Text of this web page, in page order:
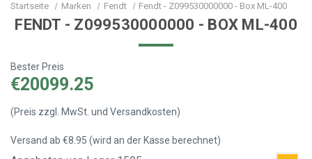
Startseite Marken Fendt Fendt - Z099530000000 - Box ML-400
FENDT - Z099530000000 - BOX ML-400
Bester Preis
€20099.25
(Preis zzgl. MwSt. und Versandkosten)
Versand ab €8.95 (wird an der Kasse berechnet)